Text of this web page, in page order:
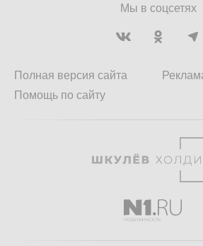
Мы в соцсетях
Полная версия сайта
Помощь по сайту